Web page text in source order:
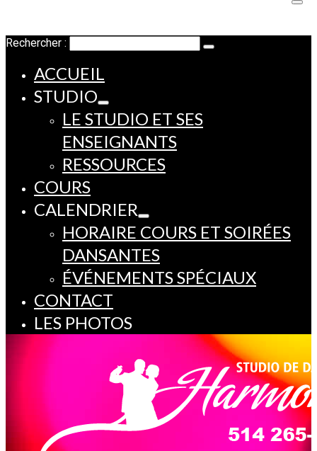
Rechercher :
ACCUEIL
STUDIO
LE STUDIO ET SES
ENSEIGNANTS
RESSOURCES
COURS
CALENDRIER
HORAIRE COURS ET SOIRÉES
DANSANTES
ÉVÉNEMENTS SPÉCIAUX
CONTACT
LES PHOTOS